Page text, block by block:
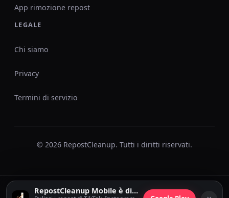
App rimozione repost
LEGALE
Chi siamo
Privacy
Termini di servizio
© 2026 RepostCleanup. Tutti i diritti riservati.
RepostCleanup Mobile è disponibile